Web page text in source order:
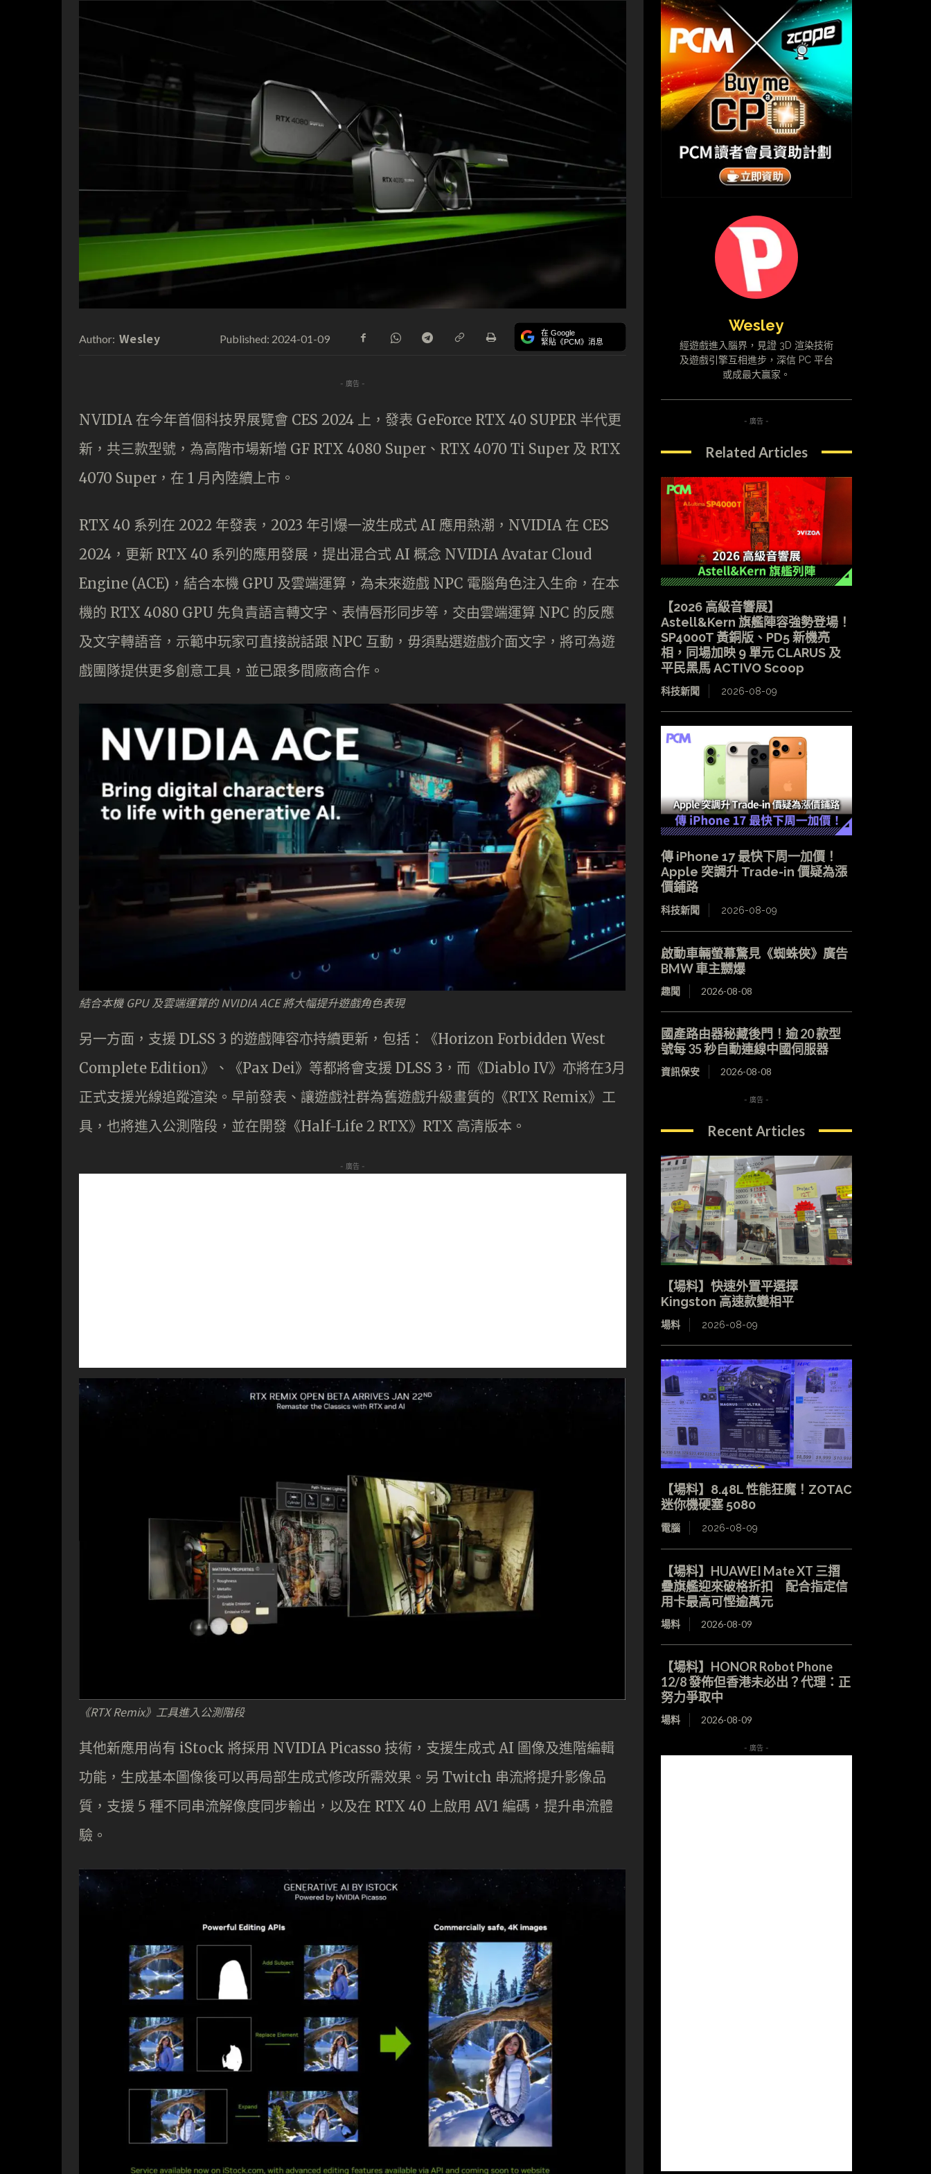
Author: Wesley Published: 2024-01-09 在 Google
緊貼《PCM》消息
- 廣告 -
NVIDIA 在今年首個科技界展覽會 CES 2024 上，發表 GeForce RTX 40 SUPER 半代更
新，共三款型號，為高階市場新增 GF RTX 4080 Super、RTX 4070 Ti Super 及 RTX
4070 Super，在 1 月內陸續上市。
RTX 40 系列在 2022 年發表，2023 年引爆一波生成式 AI 應用熱潮，NVIDIA 在 CES
2024，更新 RTX 40 系列的應用發展，提出混合式 AI 概念 NVIDIA Avatar Cloud
Engine (ACE)，結合本機 GPU 及雲端運算，為未來遊戲 NPC 電腦角色注入生命，在本
機的 RTX 4080 GPU 先負責語言轉文字、表情唇形同步等，交由雲端運算 NPC 的反應
及文字轉語音，示範中玩家可直接說話跟 NPC 互動，毋須點選遊戲介面文字，將可為遊
戲團隊提供更多創意工具，並已跟多間廠商合作。
結合本機 GPU 及雲端運算的 NVIDIA ACE 將大幅提升遊戲角色表現
另一方面，支援 DLSS 3 的遊戲陣容亦持續更新，包括：《Horizon Forbidden West
Complete Edition》、《Pax Dei》等都將會支援 DLSS 3，而《Diablo IV》亦將在3月
正式支援光線追蹤渲染。早前發表、讓遊戲社群為舊遊戲升級畫質的《RTX Remix》工
具，也將進入公測階段，並在開發《Half-Life 2 RTX》RTX 高清版本。
- 廣告 -
《RTX Remix》工具進入公測階段
其他新應用尚有 iStock 將採用 NVIDIA Picasso 技術，支援生成式 AI 圖像及進階編輯
功能，生成基本圖像後可以再局部生成式修改所需效果。另 Twitch 串流將提升影像品
質，支援 5 種不同串流解像度同步輸出，以及在 RTX 40 上啟用 AV1 編碼，提升串流體
驗。
Wesley
經遊戲進入腦界，見證 3D 渲染技術
及遊戲引擎互相進步，深信 PC 平台
或成最大贏家。
- 廣告 -
Related Articles
【2026 高級音響展】
Astell&Kern 旗艦陣容強勢登場！
SP4000T 黃銅版、PD5 新機亮
相，同場加映 9 單元 CLARUS 及
平民黑馬 ACTIVO Scoop
科技新聞 2026-08-09
傳 iPhone 17 最快下周一加價！
Apple 突調升 Trade-in 價疑為漲
價鋪路
科技新聞 2026-08-09
啟動車輛螢幕驚見《蜘蛛俠》廣告
BMW 車主嬲爆
趣聞 2026-08-08
國產路由器秘藏後門！逾 20 款型
號每 35 秒自動連線中國伺服器
資訊保安 2026-08-08
- 廣告 -
Recent Articles
【場料】快速外置平選擇
Kingston 高速款變相平
場料 2026-08-09
【場料】8.48L 性能狂魔！ZOTAC
迷你機硬塞 5080
電腦 2026-08-09
【場料】HUAWEI Mate XT 三摺
疊旗艦迎來破格折扣 配合指定信
用卡最高可慳逾萬元
場料 2026-08-09
【場料】HONOR Robot Phone
12/8 發佈但香港未必出？代理：正
努力爭取中
場料 2026-08-09
- 廣告 -